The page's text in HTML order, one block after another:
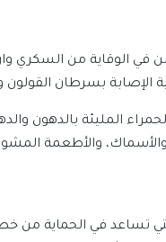
الوقاية من السكري
الإصابة بسرطان القولون
المليئة بالدهون
والأطعمة
تساعد في الحماية من